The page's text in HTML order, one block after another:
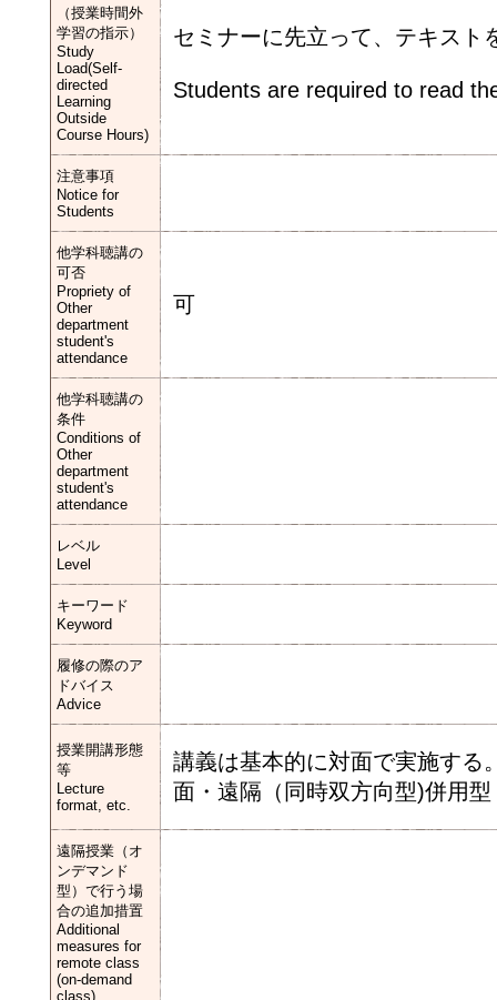
（授業時間外
学習の指示）
Study
Load(Self-
directed
Learning
Outside
Course Hours)
セミナーに先立って、テキスト
Students are required to read
注意事項
Notice for
Students
他学科聴講の
可否
Propriety of
Other
department
student's
attendance
可
他学科聴講の
条件
Conditions of
Other
department
student's
attendance
レベル
Level
キーワード
Keyword
履修の際のア
ドバイス
Advice
授業開講形態
等
Lecture
format, etc.
講義は基本的に対面で実施する
面・遠隔（同時双方向型)併用型
遠隔授業（オ
ンデマンド
型）で行う場
合の追加措置
Additional
measures for
remote class
(on-demand
class)